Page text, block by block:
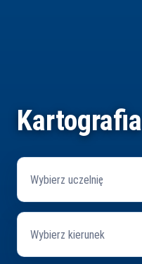
Kartografia
Wybierz uczelnię
Wybierz kierunek